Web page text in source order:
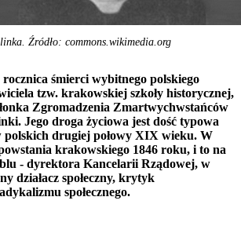
Źródło: commons.wikimedia.org
rocznica śmierci wybitnego polskiego
tzw. krakowskiej szkoły historycznej,
Zgromadzenia Zmartwychwstańców
Jego droga życiowa jest dość typowa
polskich drugiej połowy XIX wieku. W
krakowskiego 1846 roku, i to na
- dyrektora Kancelarii Rządowej, w
działacz społeczny, krytyk
społecznego.